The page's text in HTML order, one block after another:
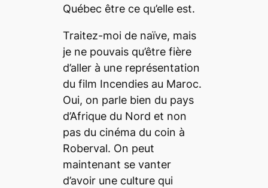
Québec être ce qu’elle est.
Traitez-moi de naïve, mais
je ne pouvais qu’être fière
d’aller à une représentation
du film Incendies au Maroc.
Oui, on parle bien du pays
d’Afrique du Nord et non
pas du cinéma du coin à
Roberval. On peut
maintenant se vanter
d’avoir une culture qui